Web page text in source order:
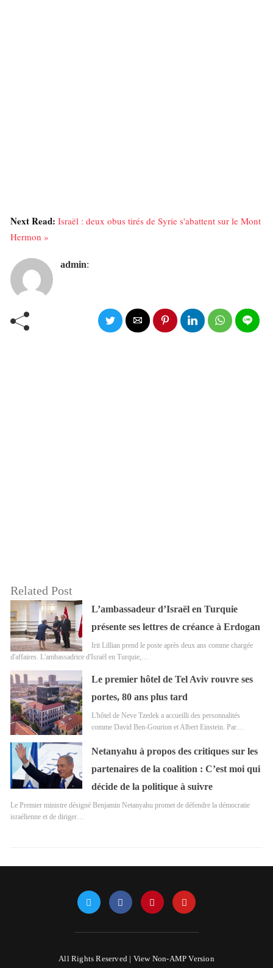
Next Read: Israël : deux obus tirés de Syrie s'abattent sur le Mont
Hermon »
admin:
Related Post
L’ambassadeur d’Israël en Turquie
présente ses lettres de créance à Erdogan
Irit Lillian prend le poste après deux ans comme chargée
d'affaires. L'ambassadrice d'Israël en Turquie,…
Le premier hôtel de Tel Aviv rouvre ses
portes, 80 ans plus tard
L'hôtel de Neve Tzedek a accueilli des personnalités
comme David Ben-Gourion et Albert Einstein. Par…
Netanyahu à propos des critiques sur les
partenaires de la coalition : C’est moi qui
décide de la politique à suivre
Le Premier ministre désigné Benjamin Netanyahu promet de défendre la démocratie
israélienne et de diriger…
All Rights Reserved | View Non-AMP Version